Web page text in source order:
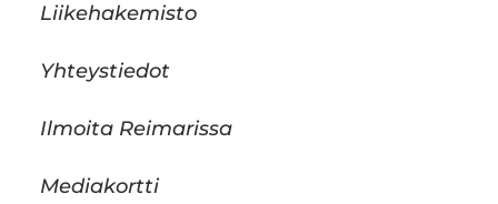
Liikehakemisto
Yhteystiedot
Ilmoita Reimarissa
Mediakortti